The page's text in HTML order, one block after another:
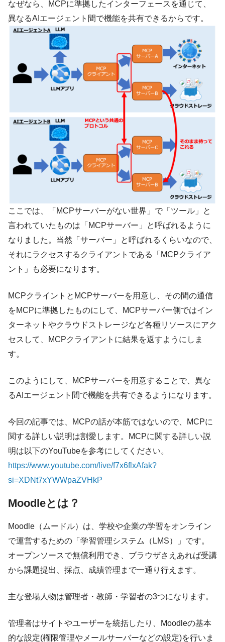
なぜなら、MCPに準拠したインターフェースを通じて、
異なるAIエージェント間で機能を共有できるからです。
ここでは、「MCPサーバーがない世界」で「ツール」と
言われていたものは「MCPサーバー」と呼ばれるように
なりました。当然「サーバー」と呼ばれるくらいなので、
それにラクセスするクライアントである「MCPクライア
ント」も必要になります。
MCPクライントとMCPサーバーを用意し、その間の通信
をMCPに準拠したものにして、MCPサーバー側ではイン
ターネットやクラウドストレージなど各種リソースにアク
セスして、MCPクライアントに結果を返すようにしま
す。
このようにして、MCPサーバーを用意することで、異な
るAIエージェント間で機能を共有できるようになります。
今回の記事では、MCPの話が本筋ではないので、MCPに
関する詳しい説明は割愛します。MCPに関する詳しい説
明は以下のYouTubeを参考にしてください。
https://www.youtube.com/live/f7x6flxAfak?
si=XDNt7xYWWpaZVHkP
Moodleとは？
Moodle（ムードル）は、学校や企業の学習をオンライン
で運営するための「学習管理システム（LMS）」です。
オープンソースで無償利用でき、ブラウザさえあれば受講
から課題提出、採点、成績管理まで一通り行えます。
主な登場人物は管理者・教師・学習者の3つになります。
管理者はサイトやユーザーを統括したり、Moodleの基本
的な設定(権限管理やメールサーバーなどの設定)を行いま